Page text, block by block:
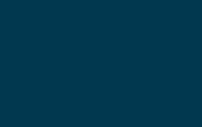
webbplats, öppnas i nytt fönster.